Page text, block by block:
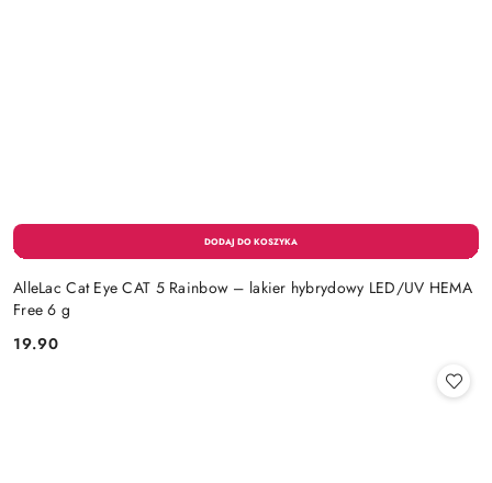
AlleLac Cat Eye CAT 5 Rainbow – lakier hybrydowy LED/UV HEMA
Free 6 g
Cena:
19.90